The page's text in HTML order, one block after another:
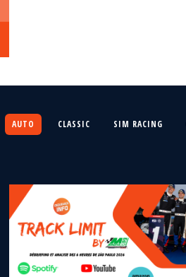
AUTO CLASSIC SIM RACING